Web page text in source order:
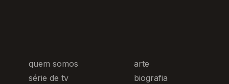
quem somos
série de tv
arte
biografia